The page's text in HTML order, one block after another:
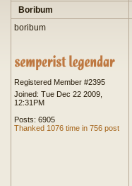
Boribum
boribum
Registered Member #2395
Joined: Tue Dec 22 2009,
12:31PM
Posts: 6905
Thanked 1076 time in 756 post